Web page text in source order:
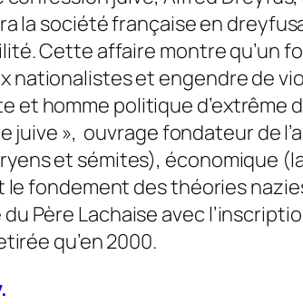
la société française en
Cette affaire montre qu’un
nationalistes et engendre de
et homme politique
juive », ouvrage fondateur de
et sémites), économique
fondement des théories
Père Lachaise avec
qu’en 2000.